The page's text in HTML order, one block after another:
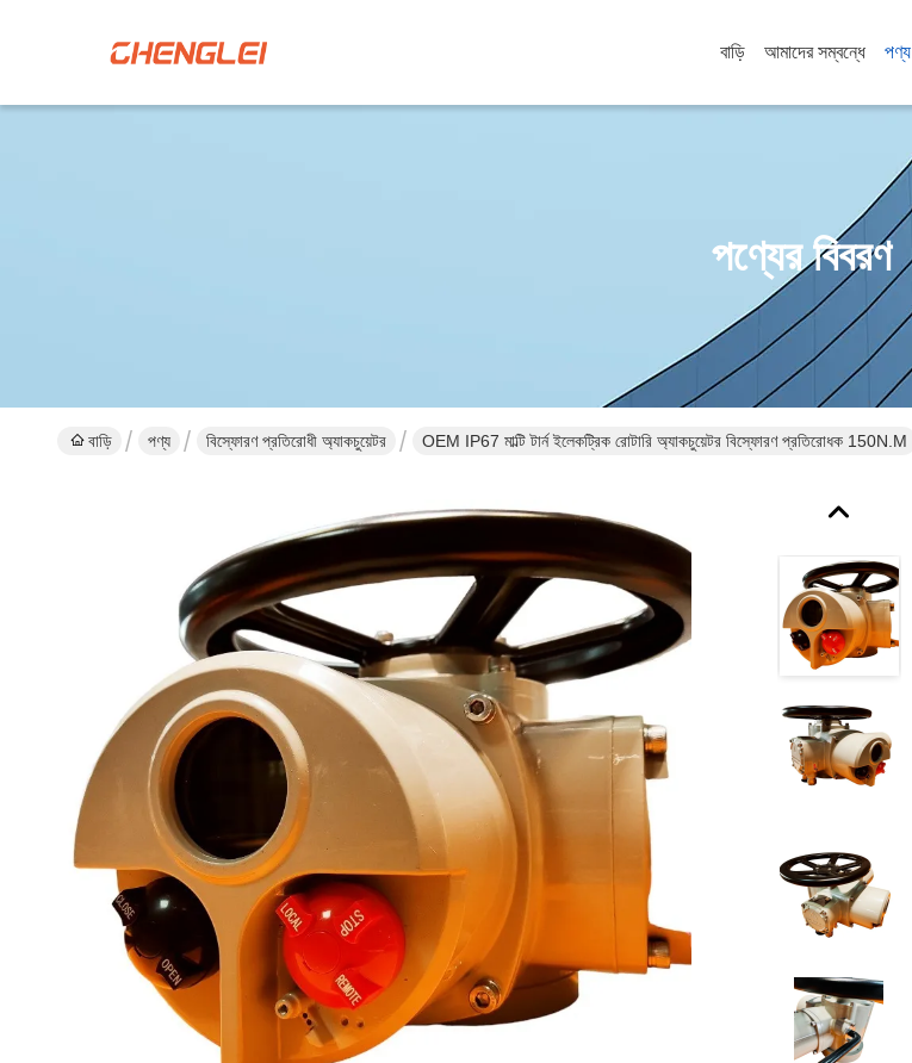
বাড়ি আমাদের সম্বন্ধে পণ্য
পণ্যের বিবরণ
বাড়ি পণ্য বিস্ফোরণ প্রতিরোধী অ্যাকচুয়েটর OEM IP67 মাল্টি টার্ন ইলেকট্রিক রোটারি অ্যাকচুয়েটর বিস্ফোরণ প্রতিরোধক 150N.M